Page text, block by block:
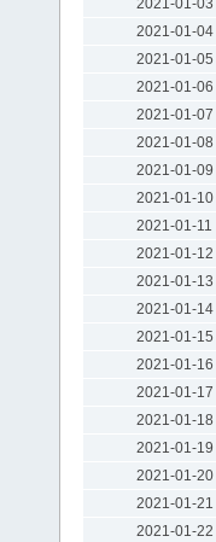
2021-01-03
2021-01-04
2021-01-05
2021-01-06
2021-01-07
2021-01-08
2021-01-09
2021-01-10
2021-01-11
2021-01-12
2021-01-13
2021-01-14
2021-01-15
2021-01-16
2021-01-17
2021-01-18
2021-01-19
2021-01-20
2021-01-21
2021-01-22